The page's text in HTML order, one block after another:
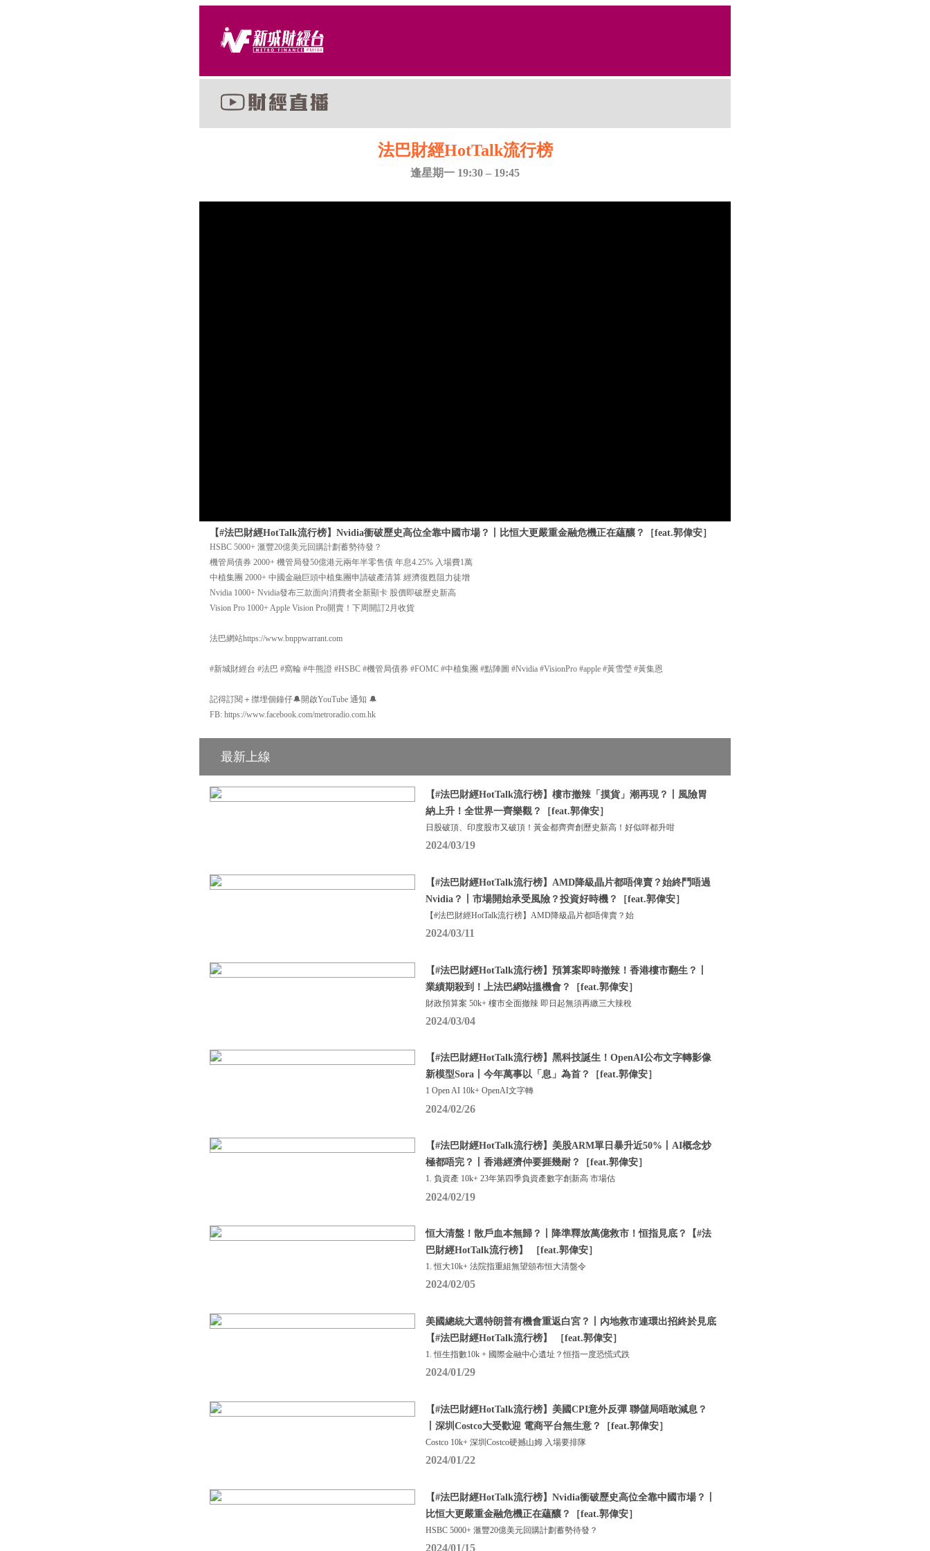
法巴財經HotTalk流行榜
逢星期一 19:30 – 19:45
【#法巴財經HotTalk流行榜】Nvidia衝破歷史高位全靠中國市場？丨比恒大更嚴重金融危機正在蘊釀？［feat.郭偉安］
HSBC 5000+ 滙豐20億美元回購計劃蓄勢待發？
機管局債券 2000+ 機管局發50億港元兩年半零售債 年息4.25% 入場費1萬
中植集團 2000+ 中國金融巨頭中植集團申請破產清算 經濟復甦阻力徒增
Nvidia 1000+ Nvidia發布三款面向消費者全新顯卡 股價即破歷史新高
Vision Pro 1000+ Apple Vision Pro開賣！下周開訂2月收貨
法巴網站https://www.bnppwarrant.com
#新城財經台 #法巴 #窩輪 #牛熊證 #HSBC #機管局債券 #FOMC #中植集團 #點陣圖 #Nvidia #VisionPro #apple #黃雪瑩 #黃集恩
記得訂閱＋㩒埋個鐘仔🔔開啟YouTube 通知 🔔
FB: https://www.facebook.com/metroradio.com.hk
最新上線
【#法巴財經HotTalk流行榜】樓市撤辣「摸貨」潮再現？丨風險胃
納上升！全世界一齊樂觀？［feat.郭偉安］
日股破頂、印度股市又破頂！黃金都齊齊創歷史新高！好似咩都升咁
2024/03/19
【#法巴財經HotTalk流行榜】AMD降級晶片都唔俾賣？始終鬥唔過
Nvidia？丨市場開始承受風險？投資好時機？［feat.郭偉安］
【#法巴財經HotTalk流行榜】AMD降級晶片都唔俾賣？始
2024/03/11
【#法巴財經HotTalk流行榜】預算案即時撤辣！香港樓市翻生？丨
業績期殺到！上法巴網站搵機會？［feat.郭偉安］
財政預算案 50k+ 樓市全面撤辣 即日起無須再繳三大辣稅
2024/03/04
【#法巴財經HotTalk流行榜】黑科技誕生！OpenAI公布文字轉影像
新模型Sora丨今年萬事以「息」為首？［feat.郭偉安］
1 Open AI 10k+ OpenAI文字轉
2024/02/26
【#法巴財經HotTalk流行榜】美股ARM單日暴升近50%丨AI概念炒
極都唔完？丨香港經濟仲要捱幾耐？［feat.郭偉安］
1. 負資產 10k+ 23年第四季負資產數字創新高 市場估
2024/02/19
恒大清盤！散戶血本無歸？丨降準釋放萬億救市！恒指見底？【#法
巴財經HotTalk流行榜】 ［feat.郭偉安］
1. 恒大10k+ 法院指重組無望頒布恒大清盤令
2024/02/05
美國總統大選特朗普有機會重返白宮？丨內地救市連環出招終於見底
【#法巴財經HotTalk流行榜】 ［feat.郭偉安］
1. 恒生指數10k + 國際金融中心遺址？恒指一度恐慌式跌
2024/01/29
【#法巴財經HotTalk流行榜】美國CPI意外反彈 聯儲局唔敢減息？
丨深圳Costco大受歡迎 電商平台無生意？［feat.郭偉安］
Costco 10k+ 深圳Costco硬撼山姆 入場要排隊
2024/01/22
【#法巴財經HotTalk流行榜】Nvidia衝破歷史高位全靠中國市場？丨
比恒大更嚴重金融危機正在蘊釀？［feat.郭偉安］
HSBC 5000+ 滙豐20億美元回購計劃蓄勢待發？
2024/01/15